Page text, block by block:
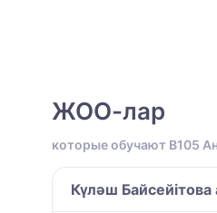
ЖОО-лар
которые обучают B105
Күләш